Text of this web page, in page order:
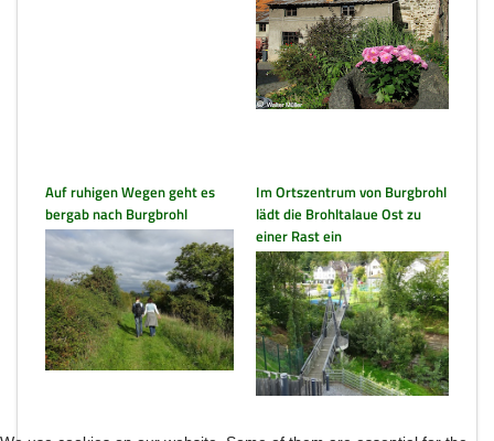
Auf ruhigen Wegen geht es
bergab nach Burgbrohl
Im Ortszentrum von Burgbrohl
lädt die Brohltalaue Ost zu
einer Rast ein